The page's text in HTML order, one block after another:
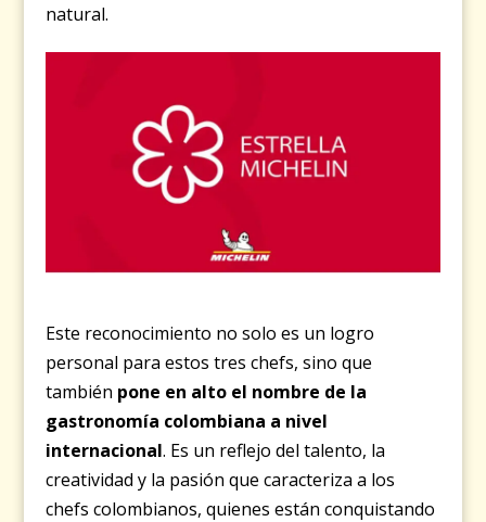
natural.
Este reconocimiento no solo es un logro
personal para estos tres chefs, sino que
también pone en alto el nombre de la
gastronomía colombiana a nivel
internacional. Es un reflejo del talento, la
creatividad y la pasión que caracteriza a los
chefs colombianos, quienes están conquistando